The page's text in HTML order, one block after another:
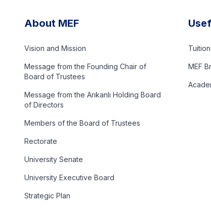
About MEF
Vision and Mission
Message from the Founding Chair of
Board of Trustees
Message from the Arıkanlı Holding Board
of Directors
Members of the Board of Trustees
Rectorate
University Senate
University Executive Board
Strategic Plan
MEF